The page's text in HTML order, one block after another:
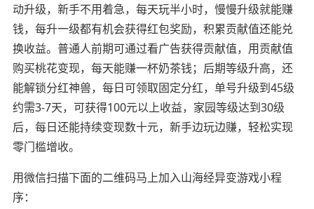
动升级，新手不用着急，每天玩半小时，慢慢升级就能赚
钱，每升一级都有机会获得红包奖励，积累贡献值还能兑
换收益。普通人前期可通过看广告获得贡献值，用贡献值
购买桃花变现，每天能赚一杯奶茶钱；后期等级升高，还
能解锁分红神兽，每日可领取固定分红，单号升级到45级
约需3-7天，可获得100元以上收益，家园等级达到30级
后，每日还能持续变现数十元，新手边玩边赚，轻松实现
零门槛增收。
用微信扫描下面的二维码马上加入山海经异变游戏小程
序：